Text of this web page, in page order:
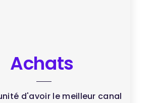
Achats
d'avoir le meilleur canal